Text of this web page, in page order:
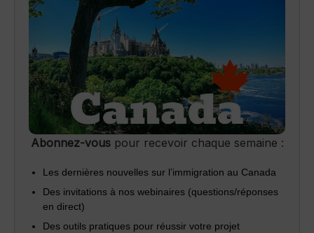
Abonnez-vouspour recevoir chaque semaine :
Les dernières nouvelles sur l’immigration au Canada
Des invitations à nos webinaires (questions/réponses
en direct)
Des outils pratiques pour réussir votre projet